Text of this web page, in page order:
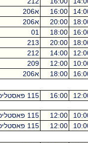
א206 מכסיקו
א206 מכסיקו
01 קיקואין
213 מכסיקו
212 מכסיקו
209
מכסיקו
א206 מכסיקו
115 פאסטליכט מכסיקו 2
115 פאסטליכט מכסיקו 2
115 פאסטליכט מכסיקו 2